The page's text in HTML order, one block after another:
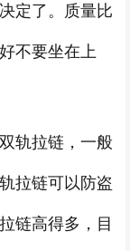
定了。质量比
不要坐在上
轨拉链，一般
拉链可以防盗
链高得多，目